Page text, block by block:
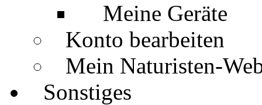
Meine Geräte
Konto bearbeiten
Mein Naturisten-
Sonstiges